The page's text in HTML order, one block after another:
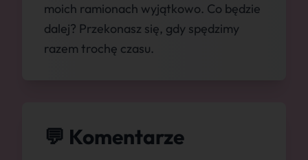
moich ramionach wyjątkowo. Co będzie
dalej? Przekonasz się, gdy spędzimy
razem trochę czasu.
💬 Komentarze